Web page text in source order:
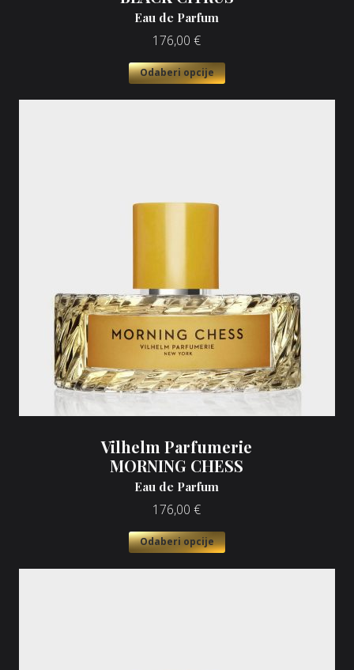
Eau de Parfum
176,00 €
Odaberi opcije
Vilhelm Parfumerie
MORNING CHESS
Eau de Parfum
176,00 €
Odaberi opcije